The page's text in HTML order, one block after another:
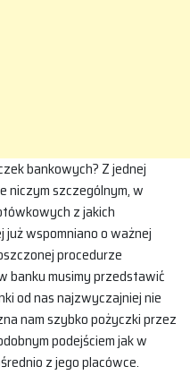
bankowych? Z jednej
niczym szczególnym, w
z jakich
wspomniano o ważnej
procedurze
banku musimy przedstawić
od nas najzwyczajniej nie
nam szybko pożyczki przez
podejściem jak w
z jego placówce.